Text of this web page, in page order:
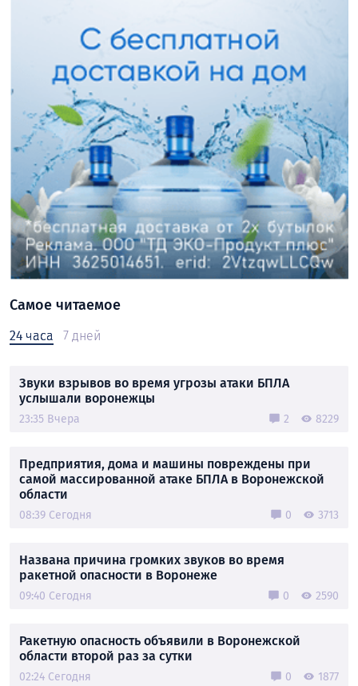
Самое читаемое
24 часа 7 дней
Звуки взрывов во время угрозы атаки БПЛА
услышали воронежцы
23:35 Вчера 2 8229
Предприятия, дома и машины повреждены при
самой массированной атаке БПЛА в Воронежской
области
08:39 Сегодня 0 3713
Названа причина громких звуков во время
ракетной опасности в Воронеже
09:40 Сегодня 0 2590
Ракетную опасность объявили в Воронежской
области второй раз за сутки
02:24 Сегодня 0 1877